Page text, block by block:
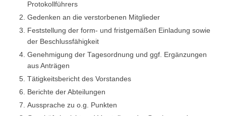
Protokollführers
Gedenken an die verstorbenen Mitglieder
Feststellung der form- und fristgemäßen Einladung sowie
der Beschlussfähigkeit
Genehmigung der Tagesordnung und ggf. Ergänzungen
aus Anträgen
Tätigkeitsbericht des Vorstandes
Berichte der Abteilungen
Aussprache zu o.g. Punkten